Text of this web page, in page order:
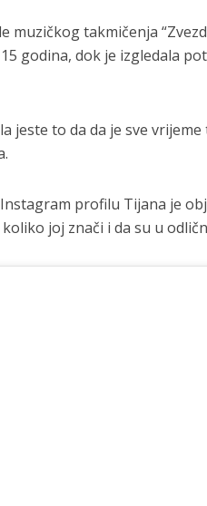
muzičkog takmičenja
godina, dok je izgledala
jeste to da da je sve
profilu Tijana je
joj znači i da su u